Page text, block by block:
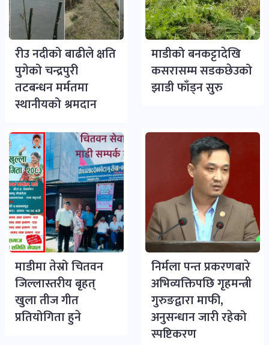
रीउ नदीको बाढीले क्षति
पुगेको चन्द्रपुरी
तटबन्धन मर्मतमा
स्थानीयको श्रमदान
माडीको बनकट्टादेखि
कसरासम्म सडकछेउको
झाडी फाँड्न सुरु
माडीमा तेस्रो चितवन
जिल्लास्तरीय बृहत्
खुला तीज गीत
प्रतियोगिता हुने
निर्मला पन्त प्रकरणबारे
अभिव्यक्तिपछि गृहमन्त्री
गुरुङद्वारा माफी,
अनुसन्धान जारी रहेको
स्पष्टिकरण